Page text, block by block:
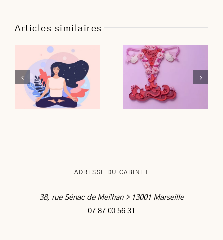
Articles similaires
ADRESSE DU CABINET
38, rue Sénac de Meilhan > 13001 Marseille
07 87 00 56 31